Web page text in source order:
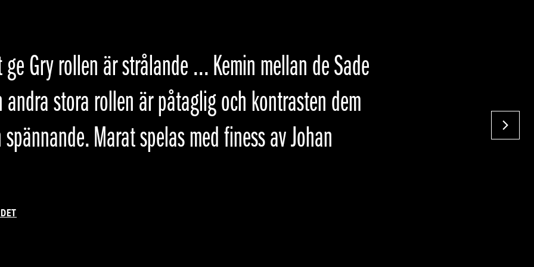
inlån av allt från Bernard Hermanns Psychostråkar
länders nationalsånger skapar Christoffer Bergs
Vinters elektroniska musik tillsammans med
en alldeles egen associationsvärld.
NÄSTA